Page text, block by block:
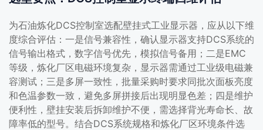
为石油炼化DCS控制室选配壁挂式工业显示器，应从以下维
度综合评估：一是信号兼容性，确认显示器支持DCS系统的
信号输出格式，数字信号优先，模拟信号备用；二是EMC
等级，炼化厂区电磁环境复杂，显示器需通过工业级电磁兼
容测试；三是多屏一致性，批量采购时要求同批次面板亮度
和色温参数一致，避免多屏拼接后出现明显色差；四是维护
便利性，壁挂安装后拆卸维护不便，需选择背光寿命长、故
障率低的型号。结合DCS系统规格和炼化厂区环境条件选